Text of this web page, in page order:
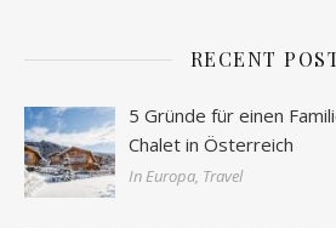
RECENT
5 Gründe für einen
Chalet in Österreich
In Europa, Travel